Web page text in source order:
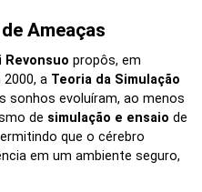
Ameaças
propôs, em
a Teoria da Simulação
sonhos evoluíram, ao menos
de simulação e ensaio de
que o cérebro
em um ambiente seguro,